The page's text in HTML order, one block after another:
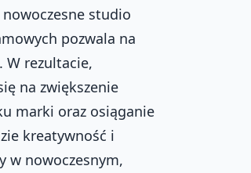
studio
pozwala na
rezultacie,
na zwiększenie
marki oraz osiąganie
kreatywność i
w nowoczesnym,